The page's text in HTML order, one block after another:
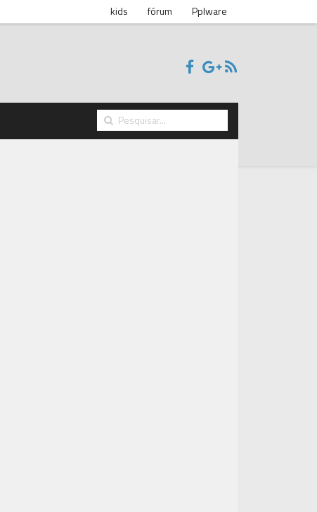
kids fórum Pplware